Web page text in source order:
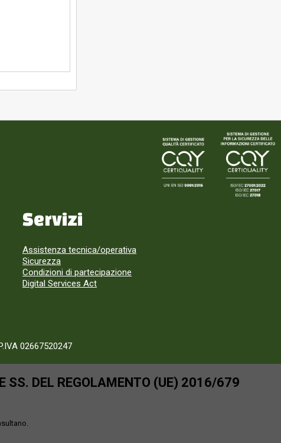
Servizi
Assistenza tecnica/operativa
Sicurezza
Condizioni di partecipazione
Digital Services Act
02667520247
SS. DEL REGOLAMENTO (UE) 2016/679